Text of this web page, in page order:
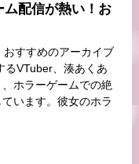
配信が熱い！お
すすめのアーカイブ
るVTuber、湊あくあ
ホラーゲームでの絶
います。彼女のホラ